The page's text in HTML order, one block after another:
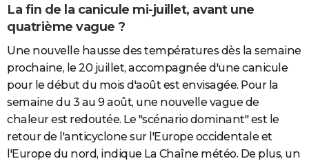
La fin de la canicule mi-juillet, avant une
quatrième vague ?
Une nouvelle hausse des températures dès la semaine
prochaine, le 20 juillet, accompagnée d'une canicule
pour le début du mois d'août est envisagée. Pour la
semaine du 3 au 9 août, une nouvelle vague de
chaleur est redoutée. Le "scénario dominant" est le
retour de l'anticyclone sur l'Europe occidentale et
l'Europe du nord, indique La Chaîne météo. De plus, un